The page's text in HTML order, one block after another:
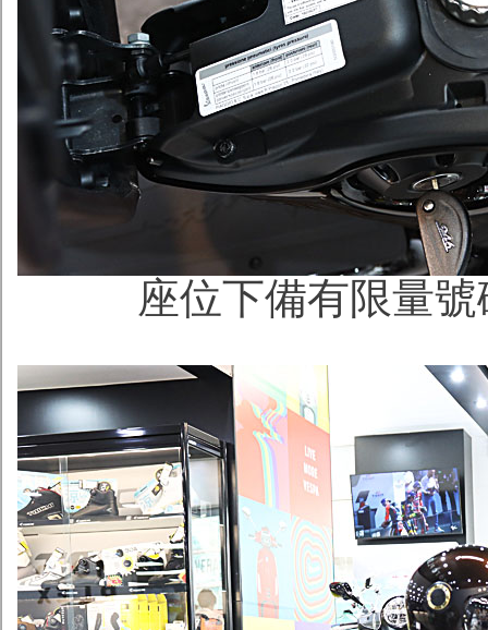
座位下備有限量